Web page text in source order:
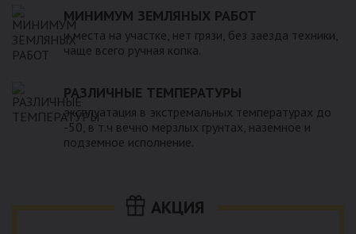
МИНИМУМ ЗЕМЛЯНЫХ РАБОТ
и места на участке, нет грязи, без заезда техники,
чаще всего ручная копка.
РАЗЛИЧНЫЕ ТЕМПЕРАТУРЫ
эксплуатация в экстремальных температурах до
-50, в т.ч вечно мерзлых грунтах, наземное и
подземное исполнение.
АКЦИЯ